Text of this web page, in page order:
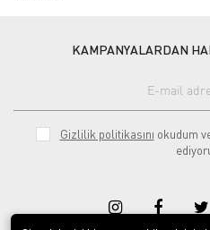
KAMPANYALARDAN
Gizlilik politikasını okudum